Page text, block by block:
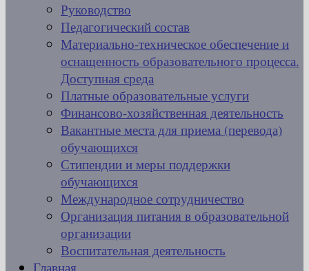
Руководство
Педагогический состав
Материально-техническое обеспечение и
оснащенность образовательного процесса.
Доступная среда
Платные образовательные услуги
Финансово-хозяйственная деятельность
Вакантные места для приема (перевода)
обучающихся
Стипендии и меры поддержки
обучающихся
Международное сотрудничество
Организация питания в образовательной
организации
Воспитательная деятельность
Главная